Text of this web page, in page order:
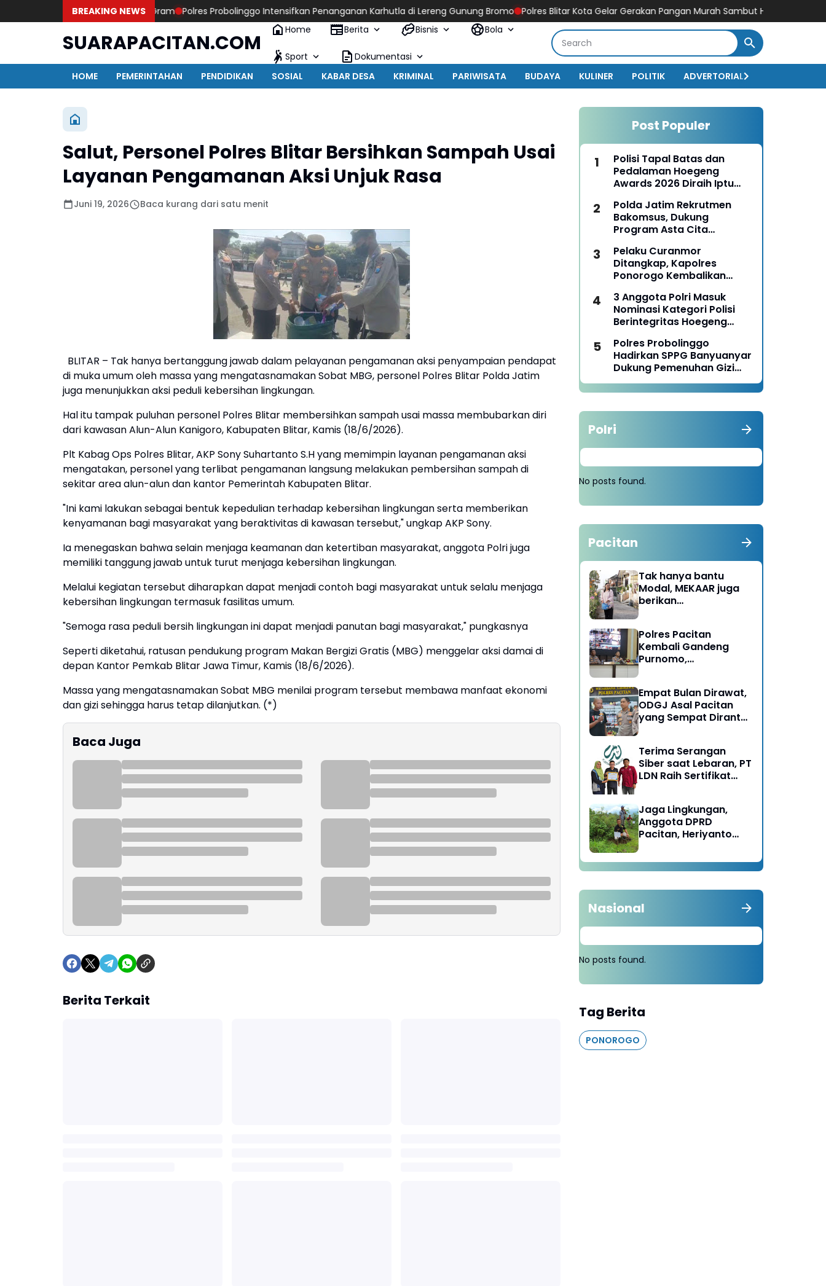
BREAKING NEWS
96 Gram dan Ganja 131 Gram Polres Probolinggo Intensifkan Penanganan Karhutla di Lereng Gunung Bromo Polres Blitar Kota Gelar Gerakan Pangan Murah Sambut HUT Kemerdekaan RI
SUARAPACITAN.COM
Home Berita Bisnis Bola
Sport
Dokumentasi
HOME
PEMERINTAHAN PENDIDIKAN SOSIAL KABAR DESA KRIMINAL PARIWISATA BUDAYA KULINER POLITIK ADVERTORIAL
Salut, Personel Polres Blitar Bersihkan Sampah Usai
Layanan Pengamanan Aksi Unjuk Rasa
Juni 19, 2026 Baca kurang dari satu menit
BLITAR – Tak hanya bertanggung jawab dalam pelayanan pengamanan aksi penyampaian pendapat
di muka umum oleh massa yang mengatasnamakan Sobat MBG, personel Polres Blitar Polda Jatim
juga menunjukkan aksi peduli kebersihan lingkungan.
Hal itu tampak puluhan personel Polres Blitar membersihkan sampah usai massa membubarkan diri
dari kawasan Alun-Alun Kanigoro, Kabupaten Blitar, Kamis (18/6/2026).
Plt Kabag Ops Polres Blitar, AKP Sony Suhartanto S.H yang memimpin layanan pengamanan aksi
mengatakan, personel yang terlibat pengamanan langsung melakukan pembersihan sampah di
sekitar area alun-alun dan kantor Pemerintah Kabupaten Blitar.
"Ini kami lakukan sebagai bentuk kepedulian terhadap kebersihan lingkungan serta memberikan
kenyamanan bagi masyarakat yang beraktivitas di kawasan tersebut," ungkap AKP Sony.
Ia menegaskan bahwa selain menjaga keamanan dan ketertiban masyarakat, anggota Polri juga
memiliki tanggung jawab untuk turut menjaga kebersihan lingkungan.
Melalui kegiatan tersebut diharapkan dapat menjadi contoh bagi masyarakat untuk selalu menjaga
kebersihan lingkungan termasuk fasilitas umum.
"Semoga rasa peduli bersih lingkungan ini dapat menjadi panutan bagi masyarakat," pungkasnya
Seperti diketahui, ratusan pendukung program Makan Bergizi Gratis (MBG) menggelar aksi damai di
depan Kantor Pemkab Blitar Jawa Timur, Kamis (18/6/2026).
Massa yang mengatasnamakan Sobat MBG menilai program tersebut membawa manfaat ekonomi
dan gizi sehingga harus tetap dilanjutkan. (*)
Baca Juga
Berita Terkait
Post Populer
Polisi Tapal Batas dan
Pedalaman Hoegeng
Awards 2026 Diraih Iptu
Pengabdian Humanis di
Nduga
Polda Jatim Rekrutmen
Bakomsus, Dukung
Program Asta Cita
Pelaku Curanmor
Ditangkap, Kapolres
Ponorogo Kembalikan
3 Anggota Polri Masuk
Nominasi Kategori Polisi
Berintegritas Hoegeng
Polres Probolinggo
Hadirkan SPPG Banyuanyar
Dukung Pemenuhan Gizi
Nasional
Polri
No posts found.
Pacitan
Tak hanya bantu
Modal, MEKAAR juga
berikan
Dapur Tetap Ngebul
Polres Pacitan
Kembali Gandeng
Purnomo,
Rehabilitasi
Empat Bulan Dirawat,
ODGJ Asal Pacitan
yang Sempat Dirantai
Terima Serangan
Siber saat Lebaran, PT
LDN Raih Sertifikat
Karesidenan Madiun
Raya
Jaga Lingkungan,
Anggota DPRD
Pacitan, Heriyanto
Tebang 100 Pohon
diganti Tanam 1000
Nasional
No posts found.
Tag Berita
PONOROGO